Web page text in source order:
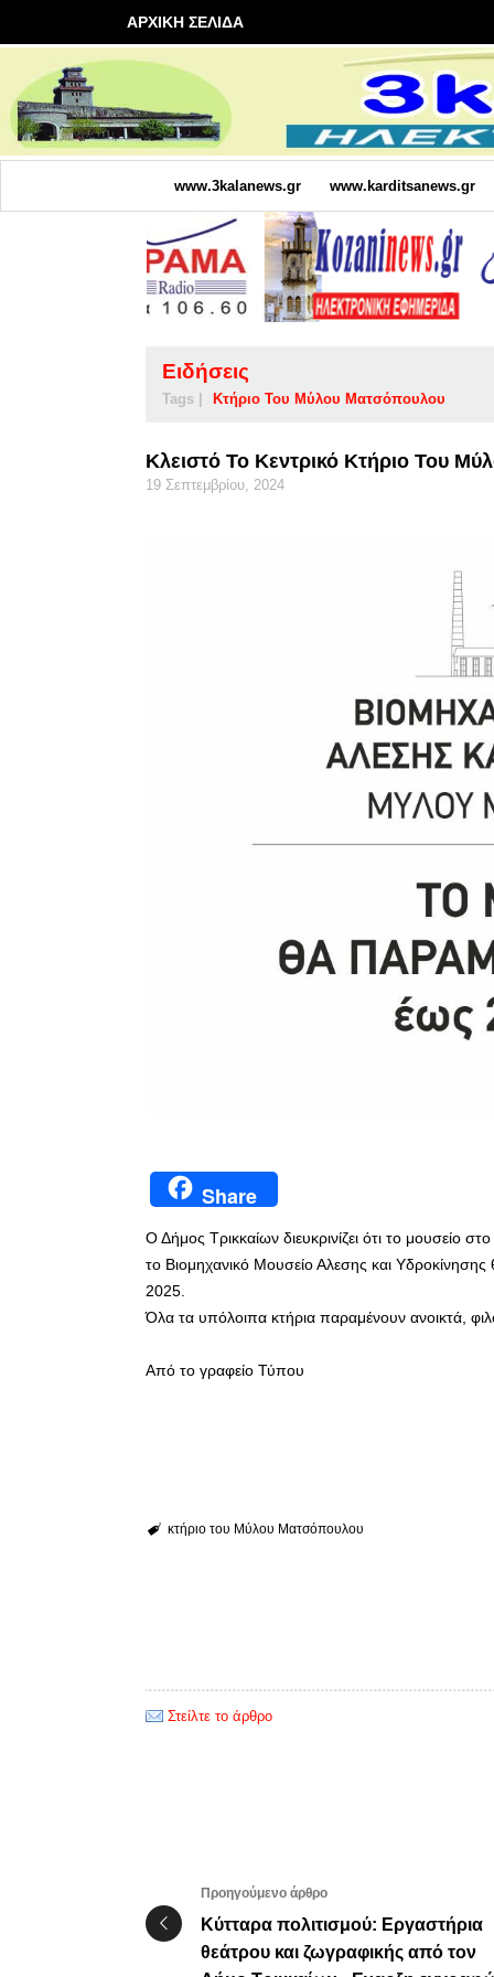
ΑΡΧΙΚΗ ΣΕΛΙΔΑ
www.3kalanews.gr www.karditsanews.gr
Ειδήσεις
Tags | Κτήριο Του Μύλου Ματσόπουλου
Κλειστό Το Κεντρικό Κτήριο Του
19 Σεπτεμβρίου, 2024
Share
Ο Δήμος Τρικκαίων διευκρινίζει ότι το μουσείο
το Βιομηχανικό Μουσείο Αλεσης και
2025.
Όλα τα υπόλοιπα κτήρια παραμένουν ανοικτά,
Από το γραφείο Τύπου
κτήριο του Μύλου Ματσόπουλου
Στείλτε το άρθρο
Προηγούμενο άρθρο
Κύτταρα πολιτισμού: Εργαστήρια
θεάτρου και ζωγραφικής από τον